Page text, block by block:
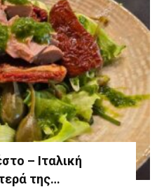
– Ιταλική
της…